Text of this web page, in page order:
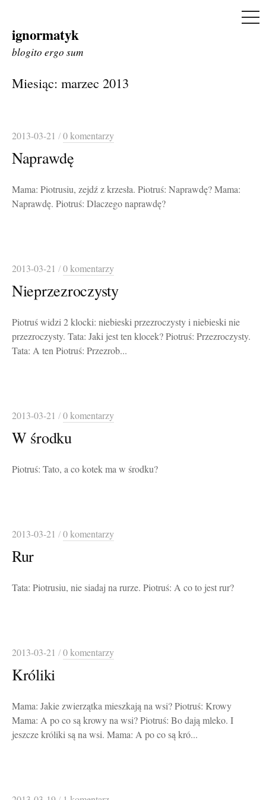
Skip
to
ignormatyk
blogito ergo sum
Miesiąc: marzec 2013
2013-03-21 /0 komentarzy
Naprawdę
Mama: Piotrusiu, zejdź z krzesła. Piotruś: Naprawdę? Mama:
Naprawdę. Piotruś: Dlaczego naprawdę?
2013-03-21 /0 komentarzy
Nieprzezroczysty
Piotruś widzi 2 klocki: niebieski przezroczysty i niebieski nie
przezroczysty. Tata: Jaki jest ten klocek? Piotruś: Przezroczysty.
Tata: A ten Piotruś: Przezrob...
2013-03-21 /0 komentarzy
W środku
Piotruś: Tato, a co kotek ma w środku?
2013-03-21 /0 komentarzy
Rur
Tata: Piotrusiu, nie siadaj na rurze. Piotruś: A co to jest rur?
2013-03-21 /0 komentarzy
Króliki
Mama: Jakie zwierzątka mieszkają na wsi? Piotruś: Krowy
Mama: A po co są krowy na wsi? Piotruś: Bo dają mleko. I
jeszcze króliki są na wsi. Mama: A po co są kró...